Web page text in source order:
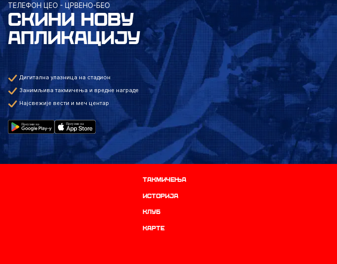
ТЕЛЕФОН ЦЕО - ЦРВЕНО-БЕО
СКИНИ НОВУ
АПЛИКАЦИЈУ
Дигитална улазница на стадион
Занимљива такмичења и вредне награде
Најсвежије вести и меч центар
Такмичења
историја
Клуб
Карте